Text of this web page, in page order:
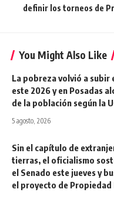
definir los torneos de
You Might Also Like
La pobreza volvió a subir
este 2026 y en Posadas
de la población según la
5 agosto, 2026
Sin el capítulo de
tierras, el oficialismo
el Senado este jueves y
el proyecto de Propiedad